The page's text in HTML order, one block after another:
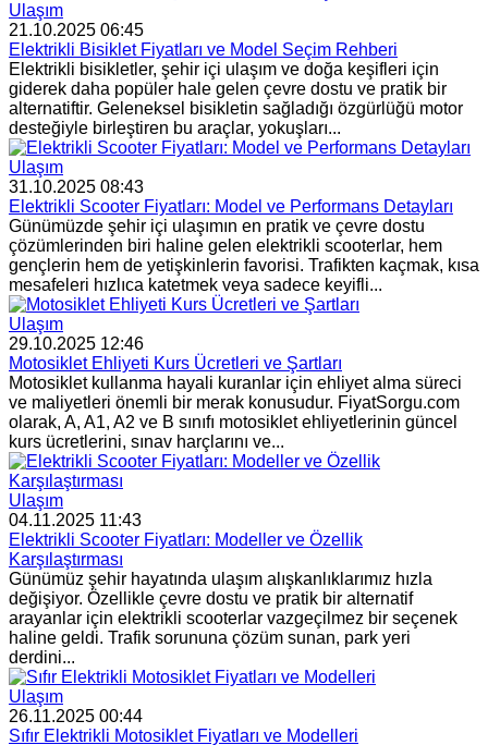
Ulaşım
21.10.2025 06:45
Elektrikli Bisiklet Fiyatları ve Model Seçim Rehberi
Elektrikli bisikletler, şehir içi ulaşım ve doğa keşifleri için
giderek daha popüler hale gelen çevre dostu ve pratik bir
alternatiftir. Geleneksel bisikletin sağladığı özgürlüğü motor
desteğiyle birleştiren bu araçlar, yokuşları...
Ulaşım
31.10.2025 08:43
Elektrikli Scooter Fiyatları: Model ve Performans Detayları
Günümüzde şehir içi ulaşımın en pratik ve çevre dostu
çözümlerinden biri haline gelen elektrikli scooterlar, hem
gençlerin hem de yetişkinlerin favorisi. Trafikten kaçmak, kısa
mesafeleri hızlıca katetmek veya sadece keyifli...
Ulaşım
29.10.2025 12:46
Motosiklet Ehliyeti Kurs Ücretleri ve Şartları
Motosiklet kullanma hayali kuranlar için ehliyet alma süreci
ve maliyetleri önemli bir merak konusudur. FiyatSorgu.com
olarak, A, A1, A2 ve B sınıfı motosiklet ehliyetlerinin güncel
kurs ücretlerini, sınav harçlarını ve...
Ulaşım
04.11.2025 11:43
Elektrikli Scooter Fiyatları: Modeller ve Özellik
Karşılaştırması
Günümüz şehir hayatında ulaşım alışkanlıklarımız hızla
değişiyor. Özellikle çevre dostu ve pratik bir alternatif
arayanlar için elektrikli scooterlar vazgeçilmez bir seçenek
haline geldi. Trafik sorununa çözüm sunan, park yeri
derdini...
Ulaşım
26.11.2025 00:44
Sıfır Elektrikli Motosiklet Fiyatları ve Modelleri